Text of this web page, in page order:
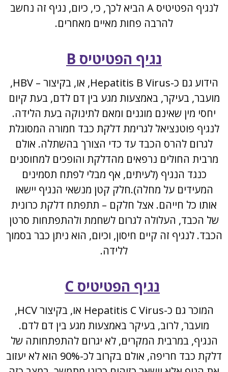
לנגיף הפטיטיס A הביא לכך, כי, כיום, נגיף זה נחשב
להרבה פחות מאיים מאחרים.
נגיף הפטיטיס B
הידוע גם כ-Hepatitis B Virus, או, בקיצור – HBV,
מועבר, בעיקר, באמצעות מגע בין דם לדם, בעת קיום
יחסי מין שאינם מוגנים ומאם לתינוקה בעת הלידה.
לנגיף פוטנציאל לגרימת דלקת כבד חמורה המסוגלת
לגרום להרס הכבד עד כדי הצורך בהשתלה. אולם
מרבית החולים נרפאים מהדלקת והופכים למחוסנים
כנגד הנגיף (לעיתים, אף מבלי לפתח תסמינים
המעידים על מחלה).חלק קטן מנשאי הנגיף יישאו
אותו כל חייהם. אצל חלקם – תתפתח דלקת כרונית
של הכבד, העלולה לגרום לשחמת ולהתפתחות סרטן
הכבד. לנגיף זה קיים חיסון, וכיום, הוא ניתן כבר בסמוך
ללידה.
נגיף הפטיטיס C
המוכר גם כ-Hepatitis C Virus או, בקיצור HCV,
מועבר, לרוב, בעיקר באמצעות מגע בין דם לדם.
הנגיף, במרבית המקרים, לא יגרום להתפתחותה של
דלקת כבד חריפה, אולם בקרוב לכ-90% הוא לא יעזוב